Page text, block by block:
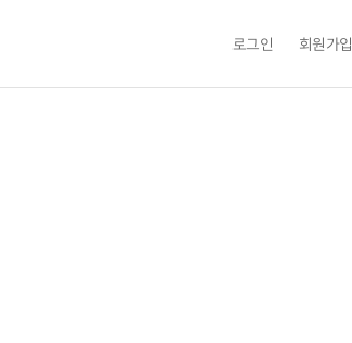
로그인 회원가입